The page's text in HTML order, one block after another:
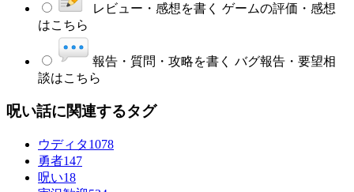
レビュー・感想を書く ゲームの評価・感想
はこちら
報告・質問・攻略を書く バグ報告・要望相
談はこちら
呪い話に関連するタグ
ウディタ1078
勇者147
呪い18